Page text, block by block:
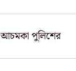
পুলিশের